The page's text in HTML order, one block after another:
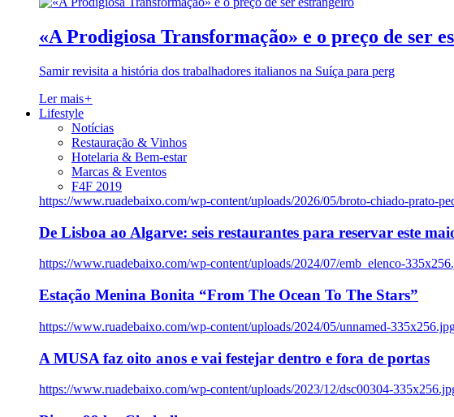
«A Prodigiosa Transformação» e o preço de ser
Samir revisita a história dos trabalhadores italianos na Suíça para perg
Ler mais+
Lifestyle
Notícias
Restauração & Vinhos
Hotelaria & Bem-estar
Marcas & Eventos
F4F 2019
https://www.ruadebaixo.com/wp-content/uploads/2026/05/broto-chiado-prato-
De Lisboa ao Algarve: seis restaurantes para reservar este
https://www.ruadebaixo.com/wp-content/uploads/2024/07/emb_elenco-
Estação Menina Bonita “From The Ocean To The Stars”
https://www.ruadebaixo.com/wp-content/uploads/2024/05/unnamed-
A MUSA faz oito anos e vai festejar dentro e fora de portas
https://www.ruadebaixo.com/wp-content/uploads/2023/12/dsc00304-